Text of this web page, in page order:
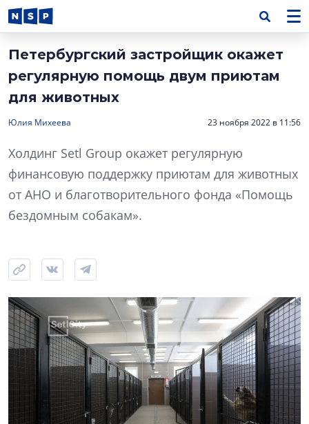
Петербургский застройщик окажет
регулярную помощь двум приютам
для животных
Юлия Михеева 23 ноября 2022 в 11:56
Холдинг Setl Group окажет регулярную
финансовую поддержку приютам для животных
от АНО и благотворительного фонда «Помощь
бездомным собакам».